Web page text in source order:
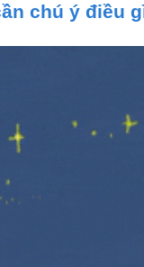
chú ý điều